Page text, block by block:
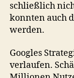
schließlich
konnten auch
werden.
Googles
verlaufen.